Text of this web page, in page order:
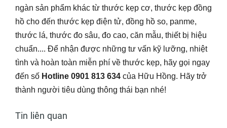
ngàn sản phẩm khác từ thước kẹp cơ, thước kẹp đồng
hồ cho đến thước kẹp điện tử, đồng hồ so, panme,
thước lá, thước đo sâu, đo cao, căn mẫu, thiết bị hiệu
chuẩn.... Để nhận được những tư vấn kỹ lưỡng, nhiệt
tình và hoàn toàn miễn phí về thước kẹp, hãy gọi ngay
đến số Hotline 0901 813 634 của Hữu Hồng. Hãy trở
thành người tiêu dùng thông thái bạn nhé!
Tin liên quan